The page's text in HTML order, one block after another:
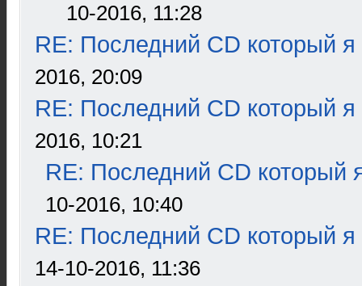
10-2016, 11:28
RE: Последний CD который я
2016, 20:09
RE: Последний CD который я
2016, 10:21
RE: Последний CD который
10-2016, 10:40
RE: Последний CD который я
14-10-2016, 11:36